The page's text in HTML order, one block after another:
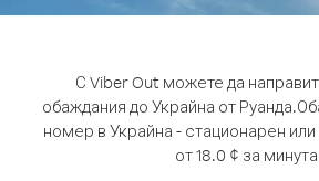
С Viber Out можете да
обаждания до Украйна от Руанда.
номер в Украйна - стационарен
от 18.0 ¢ за